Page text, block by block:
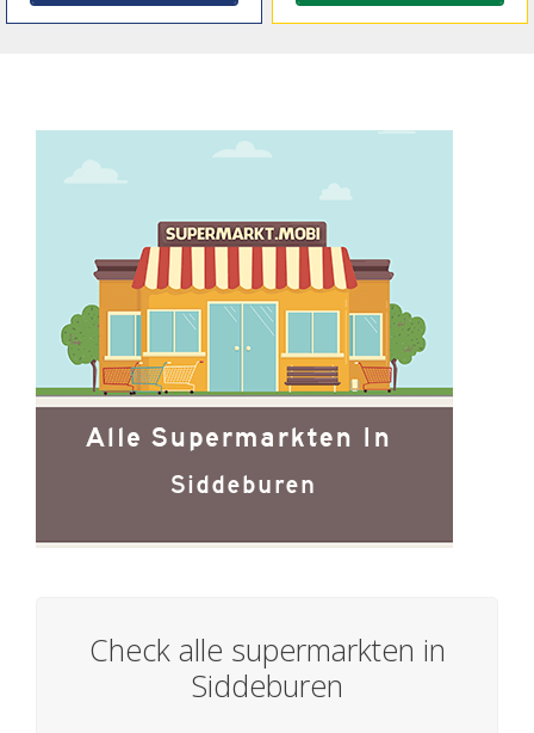
Check alle supermarkten in
Siddeburen